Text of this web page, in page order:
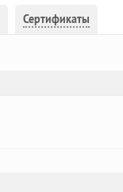
Сертификаты